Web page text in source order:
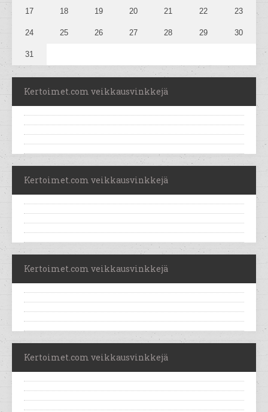
17 18 19 20 21 22 23
24 25 26 27 28 29 30
31
Kertoimet.com veikkausvinkkejä
Kertoimet.com veikkausvinkkejä
Kertoimet.com veikkausvinkkejä
Kertoimet.com veikkausvinkkejä